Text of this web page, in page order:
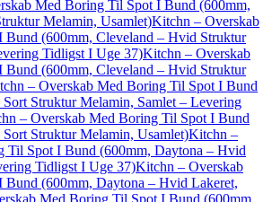
Med Boring Til Spot I Bund (600mm,
Melamin, Usamlet)Kitchn – Overskab
(600mm, Cleveland – Hvid Struktur
Tidligst I Uge 37)Kitchn – Overskab
(600mm, Cleveland – Hvid Struktur
– Overskab Med Boring Til Spot I Bund
Struktur Melamin, Samlet – Levering
– Overskab Med Boring Til Spot I Bund
Struktur Melamin, Usamlet)Kitchn –
Til Spot I Bund (600mm, Daytona – Hvid
Tidligst I Uge 37)Kitchn – Overskab
(600mm, Daytona – Hvid Lakeret,
Med Boring Til Spot I Bund (600mm,